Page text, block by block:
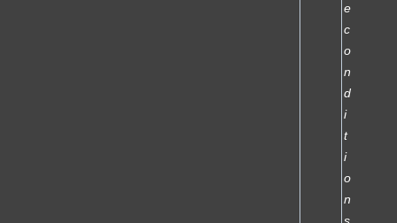
e
c
o
n
d
i
t
i
o
n